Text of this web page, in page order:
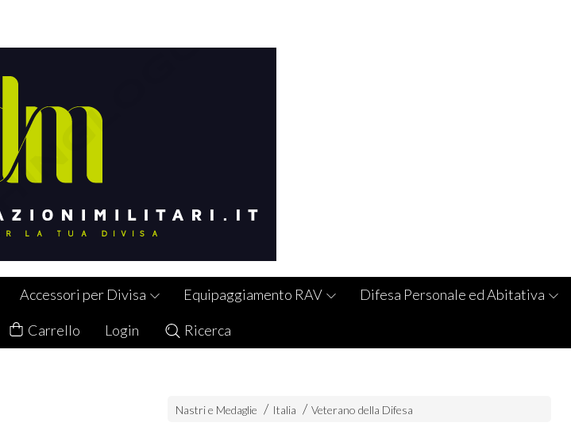
Accessori per Divisa Equipaggiamento RAV Difesa Personale ed Abitativa
Carrello Login Ricerca
Nastri e Medaglie Italia Veterano della Difesa